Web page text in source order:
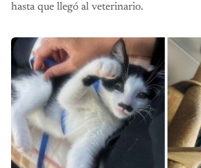
hasta que llegó al veterinario.